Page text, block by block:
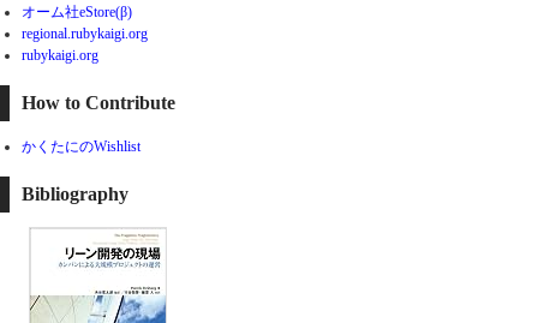
オーム社eStore(β)
regional.rubykaigi.org
rubykaigi.org
How to Contribute
かくたにのWishlist
Bibliography